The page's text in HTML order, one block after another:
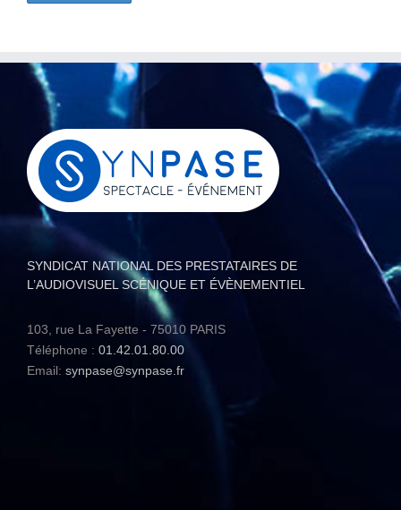
SYNDICAT NATIONAL DES PRESTATAIRES DE
L’AUDIOVISUEL SCÉNIQUE ET ÉVÈNEMENTIEL
103, rue La Fayette - 75010 PARIS
Téléphone : 01.42.01.80.00
Email: synpase@synpase.fr